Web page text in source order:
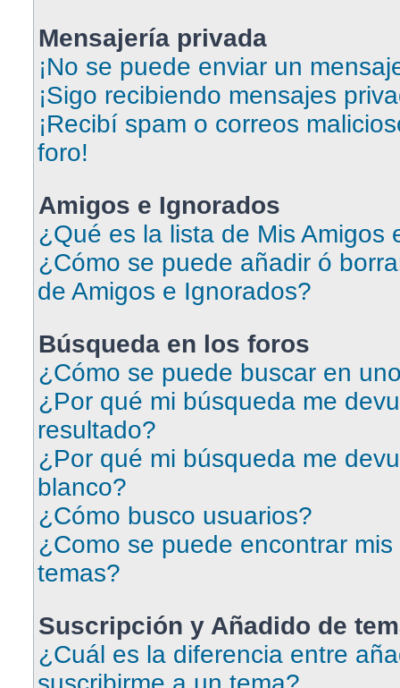
Mensajería privada
¡No se puede enviar un
¡Sigo recibiendo mensajes
¡Recibí spam o correos
foro!
Amigos e Ignorados
¿Qué es la lista de Mis Amigos
¿Cómo se puede añadir ó
de Amigos e Ignorados?
Búsqueda en los foros
¿Cómo se puede buscar en
¿Por qué mi búsqueda me
resultado?
¿Por qué mi búsqueda me
blanco?
¿Cómo busco usuarios?
¿Como se puede encontrar
temas?
Suscripción y Añadido de
¿Cuál es la diferencia entre